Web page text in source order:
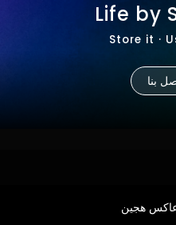
Life by
Store it ·
بنا
هجين